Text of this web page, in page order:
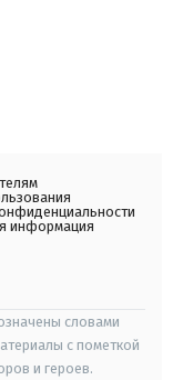
информация
словами
с пометкой
и героев.